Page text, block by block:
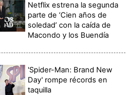
Netflix estrena la segunda
parte de ‘Cien años de
soledad’ con la caída de
Macondo y los Buendía
'Spider-Man: Brand New
Day' rompe récords en
taquilla